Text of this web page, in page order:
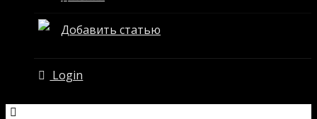
Добавить статью
Login